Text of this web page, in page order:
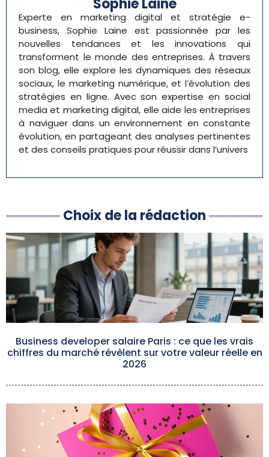
Sophie Laine
Experte en marketing digital et stratégie e-
business, Sophie Laine est passionnée par les
nouvelles tendances et les innovations qui
transforment le monde des entreprises. À travers
son blog, elle explore les dynamiques des réseaux
sociaux, le marketing numérique, et l’évolution des
stratégies en ligne. Avec son expertise en social
media et marketing digital, elle aide les entreprises
à naviguer dans un environnement en constante
évolution, en partageant des analyses pertinentes
et des conseils pratiques pour réussir dans l’univers
Choix de la rédaction
Business developer salaire Paris : ce que les vrais
chiffres du marché révèlent sur votre valeur réelle en
2026